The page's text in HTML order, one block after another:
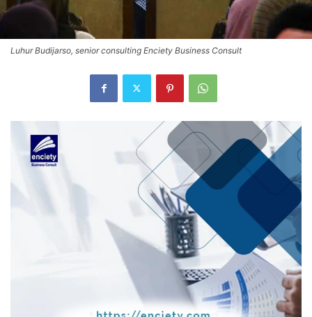
Luhur Budijarso, senior consulting Enciety Business Consult